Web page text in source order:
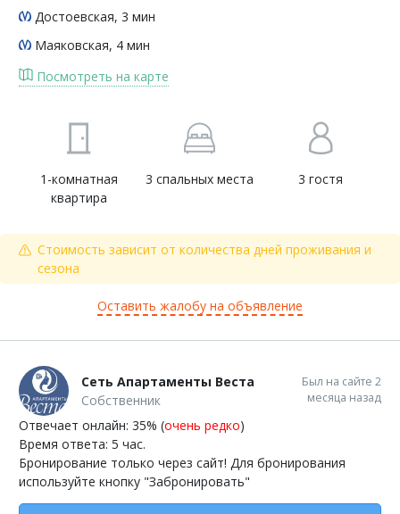
Достоевская, 3 мин
Маяковская, 4 мин
Посмотреть на карте
1-комнатная
квартира
3 спальных места 3 гостя
Стоимость зависит от количества дней проживания и
сезона
Оставить жалобу на объявление
Сеть Апартаменты Веста
Собственник
Был на сайте 2
месяца назад
Отвечает онлайн: 35% (очень редко)
Время ответа: 5 час.
Бронирование только через сайт! Для бронирования
используйте кнопку "Забронировать"